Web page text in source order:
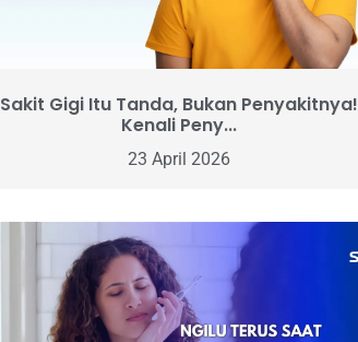
Sakit Gigi Itu Tanda, Bukan Penyakitnya!
Kenali Peny...
23 April 2026